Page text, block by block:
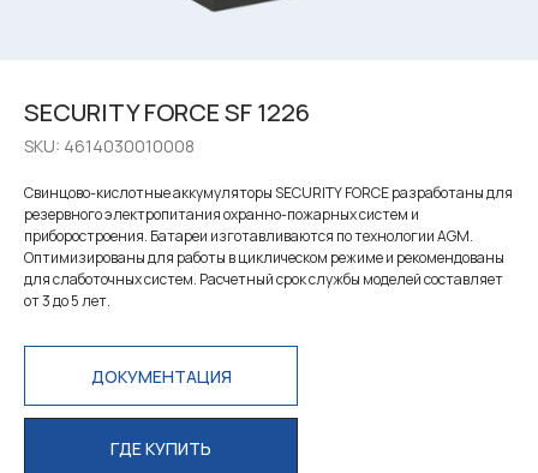
SECURITY FORCE SF 1226
SKU: 4614030010008
Свинцово-кислотные аккумуляторы SECURITY FORCE разработаны для
резервного электропитания охранно-пожарных систем и
приборостроения. Батареи изготавливаются по технологии AGM.
Оптимизированы для работы в циклическом режиме и рекомендованы
для слаботочных систем. Расчетный срок службы моделей составляет
от 3 до 5 лет.
ДОКУМЕНТАЦИЯ
ГДЕ КУПИТЬ